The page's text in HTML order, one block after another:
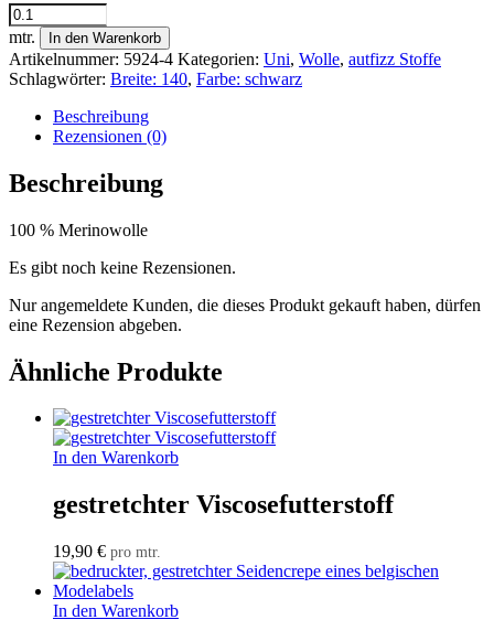
100
%
Merinowollstrickstoff
Menge
mtr. In den Warenkorb
Artikelnummer: 5924-4 Kategorien: Uni, Wolle, autfizz Stoffe
Schlagwörter: Breite: 140, Farbe: schwarz
Beschreibung
Rezensionen (0)
Beschreibung
100 % Merinowolle
Es gibt noch keine Rezensionen.
Nur angemeldete Kunden, die dieses Produkt gekauft haben, dürfen
eine Rezension abgeben.
Ähnliche Produkte
In den Warenkorb
gestretchter Viscosefutterstoff
19,90 € pro mtr.
In den Warenkorb